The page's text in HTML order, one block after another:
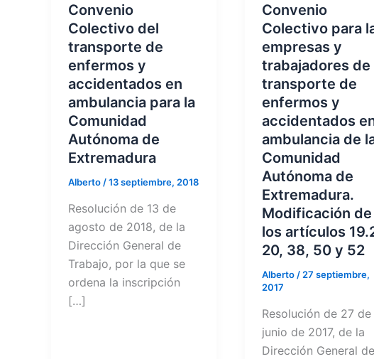
Convenio
Colectivo del
transporte de
enfermos y
accidentados en
ambulancia para la
Comunidad
Autónoma de
Extremadura
Alberto /13 septiembre, 2018
Resolución de 13 de
agosto de 2018, de la
Dirección General de
Trabajo, por la que se
ordena la inscripción
[…]
Convenio
Colectivo para
empresas y
trabajadores de
transporte de
enfermos y
accidentados
ambulancia de
Comunidad
Autónoma de
Extremadura.
Modificación de
los artículos
20, 38, 50 y 52
Alberto / 27 septiembre,
2017
Resolución de 27 de
junio de 2017, de la
Dirección General de